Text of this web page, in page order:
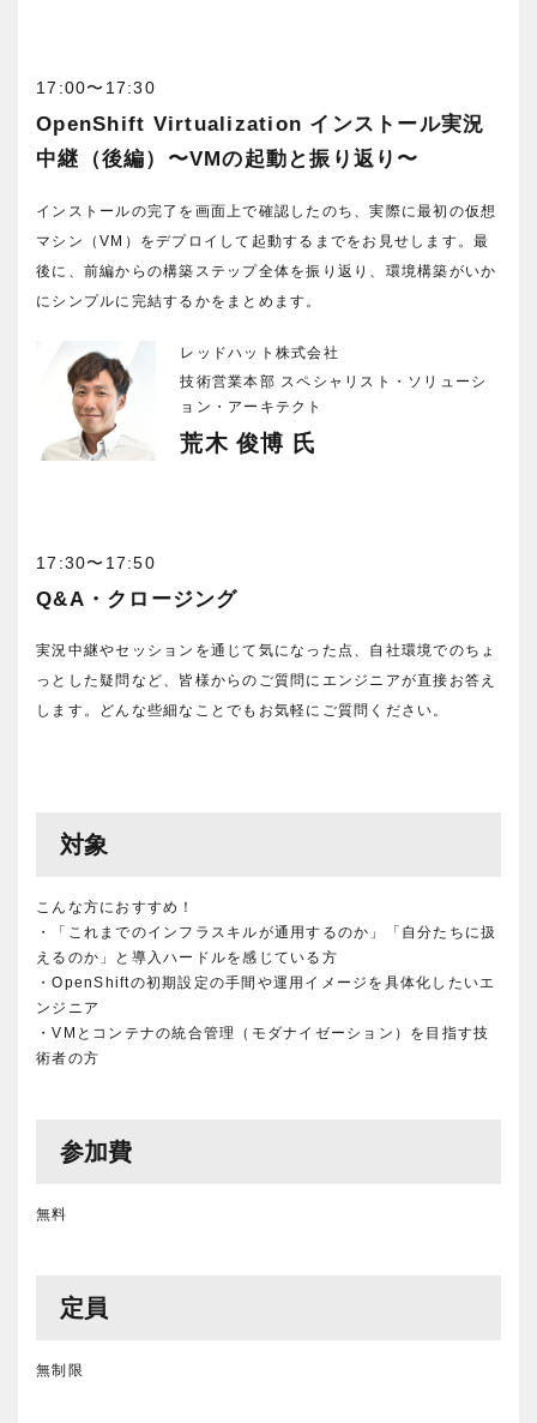
17:00〜17:30
OpenShift Virtualization インストール実況
中継（後編）〜VMの起動と振り返り〜
インストールの完了を画面上で確認したのち、実際に最初の仮想
マシン（VM）をデプロイして起動するまでをお見せします。最
後に、前編からの構築ステップ全体を振り返り、環境構築がいか
にシンプルに完結するかをまとめます。
レッドハット株式会社
技術営業本部 スペシャリスト・ソリューシ
ョン・アーキテクト
荒木 俊博 氏
17:30〜17:50
Q&A・クロージング
実況中継やセッションを通じて気になった点、自社環境でのちょ
っとした疑問など、皆様からのご質問にエンジニアが直接お答え
します。どんな些細なことでもお気軽にご質問ください。
対象
こんな方におすすめ！
・「これまでのインフラスキルが通用するのか」「自分たちに扱
えるのか」と導入ハードルを感じている方
・OpenShiftの初期設定の手間や運用イメージを具体化したいエ
ンジニア
・VMとコンテナの統合管理（モダナイゼーション）を目指す技
術者の方
参加費
無料
定員
無制限